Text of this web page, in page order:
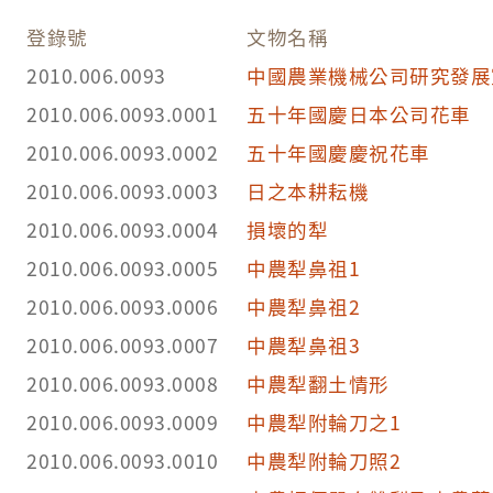
登錄號
文物名稱
2010.006.0093
中國農業機械公司研究發
2010.006.0093.0001
五十年國慶日本公司花車
2010.006.0093.0002
五十年國慶慶祝花車
2010.006.0093.0003
日之本耕耘機
2010.006.0093.0004
損壞的犁
2010.006.0093.0005
中農犁鼻祖1
2010.006.0093.0006
中農犁鼻祖2
2010.006.0093.0007
中農犁鼻祖3
2010.006.0093.0008
中農犁翻土情形
2010.006.0093.0009
中農犁附輪刀之1
2010.006.0093.0010
中農犁附輪刀照2